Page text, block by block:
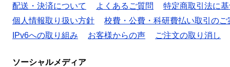
配送・決済について
よくあるご質問
特定商取引法に
個人情報取り扱い方針
校費・公費・科研費払い取引のご
IPv6への取り組み
お客様からの声 ご注文の取り消し
ソーシャルメディア